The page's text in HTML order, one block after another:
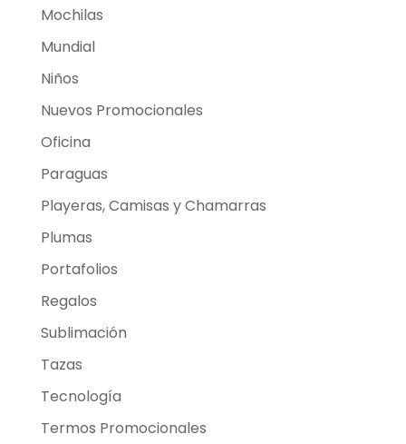
Mochilas
Mundial
Niños
Nuevos Promocionales
Oficina
Paraguas
Playeras, Camisas y Chamarras
Plumas
Portafolios
Regalos
Sublimación
Tazas
Tecnología
Termos Promocionales